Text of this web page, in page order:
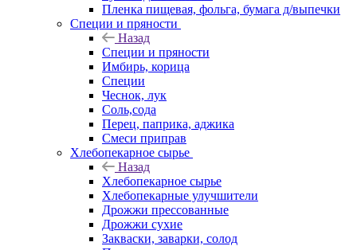
Пленка пищевая, фольга, бумага д/выпечки
Специи и пряности
Назад
Специи и пряности
Имбирь, корица
Специи
Чеснок, лук
Соль,сода
Перец, паприка, аджика
Смеси приправ
Хлебопекарное сырье
Назад
Хлебопекарное сырье
Хлебопекарные улучшители
Дрожжи прессованные
Дрожжи сухие
Закваски, заварки, солод